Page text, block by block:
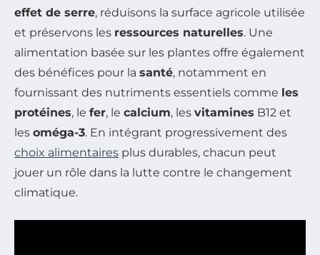
effet de serre, réduisons la surface agricole utilisée
et préservons les ressources naturelles. Une
alimentation basée sur les plantes offre également
des bénéfices pour la santé, notamment en
fournissant des nutriments essentiels comme les
protéines, le fer, le calcium, les vitamines B12 et
les oméga-3. En intégrant progressivement des
choix alimentaires plus durables, chacun peut
jouer un rôle dans la lutte contre le changement
climatique.